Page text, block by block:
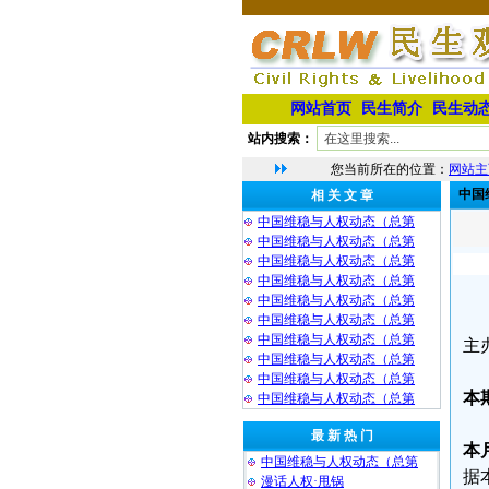
网站首页 民生简介 民生动
站内搜索：
您当前所在的位置： 网站
相 关 文 章
中国维稳与人权动态（总第
中国维稳与人权动态（总第
中国维稳与人权动态（总第
中国维稳与人权动态（总第
中国维稳与人权动态（总第
中国维稳与人权动态（总第
中国维稳与人权动态（总第
中国维稳与人权动态（总第
中国维稳与人权动态（总第
中国维稳与人权动态（总第
最 新 热 门
中国维稳与人权动态（总第
漫话人权·甩锅
中国
主
本
本
据